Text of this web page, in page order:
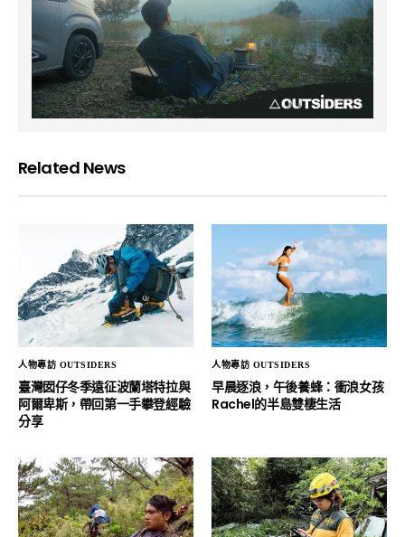
Related News
人物專訪 OUTSIDERS
臺灣囡仔冬季遠征波蘭塔特拉與
阿爾卑斯，帶回第一手攀登經驗
分享
人物專訪 OUTSIDERS
早晨逐浪，午後養蜂：衝浪女孩
Rachel的半島雙棲生活